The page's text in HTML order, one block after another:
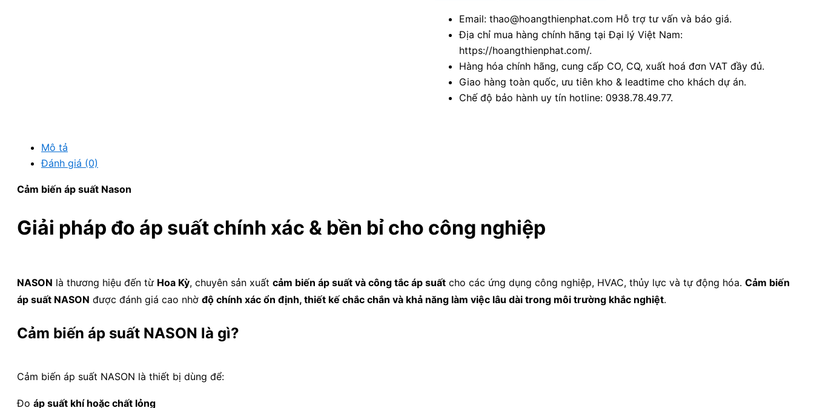
Email: thao@hoangthienphat.com Hỗ trợ tư vấn và báo giá.
Địa chỉ mua hàng chính hãng tại Đại lý Việt Nam:
https://hoangthienphat.com/.
Hàng hóa chính hãng, cung cấp CO, CQ, xuất hoá đơn VAT đầy đủ.
Giao hàng toàn quốc, ưu tiên kho & leadtime cho khách dự án.
Chế độ bảo hành uy tín hotline: 0938.78.49.77.
Mô tả
Đánh giá (0)
Cảm biến áp suất Nason
Giải pháp đo áp suất chính xác & bền bỉ cho công nghiệp
NASON là thương hiệu đến từ Hoa Kỳ, chuyên sản xuất cảm biến áp suất và công tắc áp suất cho các ứng dụng công nghiệp, HVAC, thủy lực và tự động hóa. Cảm biến
áp suất NASON được đánh giá cao nhờ độ chính xác ổn định, thiết kế chắc chắn và khả năng làm việc lâu dài trong môi trường khắc nghiệt.
Cảm biến áp suất NASON là gì?
Cảm biến áp suất NASON là thiết bị dùng để:
Đo áp suất khí hoặc chất lỏng